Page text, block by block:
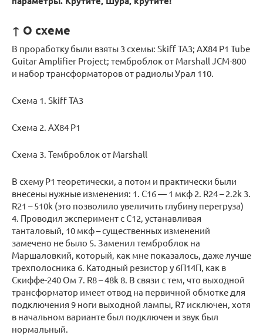
↑ О схеме
В проработку были взяты 3 схемы: Skiff TA3; AX84 P1 Tube
Guitar Amplifier Project; темброблок от Marshall JCM-800
и набор трансформаторов от радиолы Урал 110.
Схема 1. Skiff TA3
Схема 2. AX84 P1
Схема 3. Темброблок от Marshall
В схему P1 теоретически, а потом и практически были
внесены нужные изменения: 1. С16 — 1 мкф 2. R24 – 2.2k 3.
R21 – 510k (это позволило увеличить глубину перегруза)
4. Проводил эксперимент с C12, устанавливая
танталовый, 10 мкф – существенных изменений
замечено не было 5. Заменил темброблок на
Маршаловкий, который, как мне показалось, даже лучше
трехполосника 6. Катодный резистор у 6П14П, как в
Скиффе-240 Ом 7. R8 – 48k 8. В связи с тем, что выходной
трансформатор имеет отвод на первичной обмотке для
подключения 9 ноги выходной лампы, R7 исключен, хотя
в начальном варианте был подключен и звук был
нормальный.